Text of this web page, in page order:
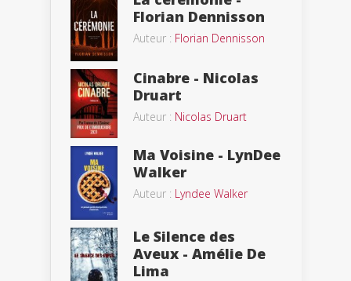
Florian Dennisson
Auteur : Florian Dennisson
Cinabre - Nicolas
Druart
Auteur : Nicolas Druart
Ma Voisine - LynDee
Walker
Auteur : Lyndee Walker
Le Silence des
Aveux - Amélie De
Lima